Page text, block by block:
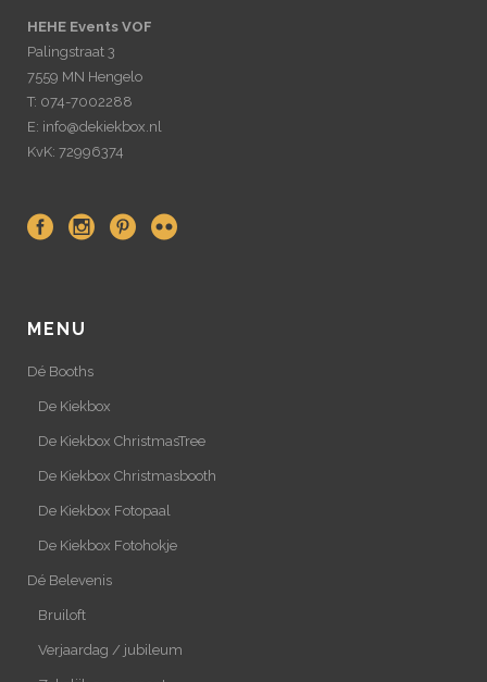
HEHE Events VOF
Palingstraat 3
7559 MN Hengelo
T: 074-7002288
E: info@dekiekbox.nl
KvK: 72996374
MENU
Dé Booths
De Kiekbox
De Kiekbox ChristmasTree
De Kiekbox Christmasbooth
De Kiekbox Fotopaal
De Kiekbox Fotohokje
Dé Belevenis
Bruiloft
Verjaardag / jubileum